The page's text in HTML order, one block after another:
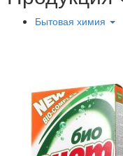
Бытовая химия